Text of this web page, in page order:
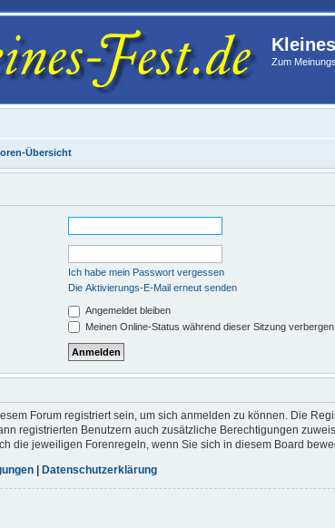
Zum
Übersicht
Ich habe mein Passwort vergessen
Die Aktivierungs-E-Mail erneut senden
Angemeldet bleiben
Meinen Online-Status während dieser Sitzung verbergen
Forum registriert sein, um sich anmelden zu können. Die
registrierten Benutzern auch zusätzliche Berechtigungen
die jeweiligen Forenregeln, wenn Sie sich in diesem Board
| Datenschutzerklärung